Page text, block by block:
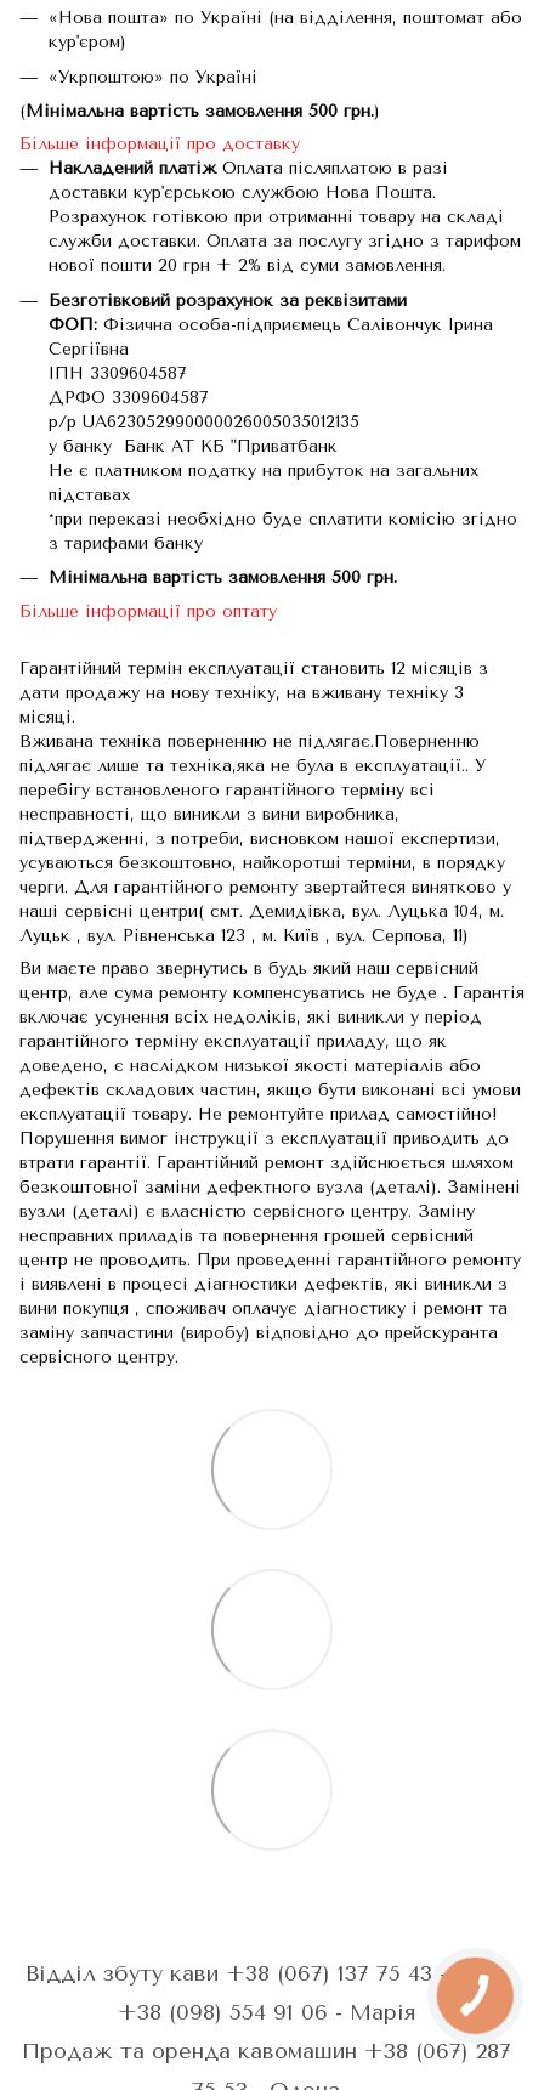
«Нова пошта» по Україні (на відділення, поштомат або
кур'єром)
«Укрпоштою» по Україні
(Мінімальна вартість замовлення 500 грн.)
Більше інформації про доставку
Накладений платіжОплата післяплатою в разі
доставки кур'єрською службою Нова Пошта.
Розрахунок готівкою при отриманні товару на складі
служби доставки. Оплата за послугу згідно з тарифом
нової пошти 20 грн + 2% від суми замовлення.
Безготівковий розрахунок за реквізитами
ФОП: Фізична особа-підприємець Салівончук Ірина
Сергіївна
ІПН 3309604587
ДРФО 3309604587
р/р UA623052990000026005035012135
у банку Банк АТ КБ "Приватбанк
Не є платником податку на прибуток на загальних
підставах
*при переказі необхідно буде сплатити комісію згідно
з тарифами банку
Мінімальна вартість замовлення 500 грн.
Більше інформації про оптату
Гарантійний термін експлуатації становить 12 місяців з
дати продажу на нову техніку, на вживану техніку 3
місяці.
Вживана техніка поверненню не підлягає.Поверненню
підлягає лише та техніка,яка не була в експлуатації.. У
перебігу встановленого гарантійного терміну всі
несправності, що виникли з вини виробника,
підтвердженні, з потреби, висновком нашої експертизи,
усуваються безкоштовно, найкоротші терміни, в порядку
черги. Для гарантійного ремонту звертайтеся винятково у
наші сервісні центри( смт. Демидівка, вул. Луцька 104, м.
Луцьк , вул. Рівненська 123 , м. Київ , вул. Серпова, 11)
Ви маєте право звернутись в будь який наш сервісний
центр, але сума ремонту компенсуватись не буде . Гарантія
включає усунення всіх недоліків, які виникли у період
гарантійного терміну експлуатації приладу, що як
доведено, є наслідком низької якості матеріалів або
дефектів складових частин, якщо бути виконані всі умови
експлуатації товару. Не ремонтуйте прилад самостійно!
Порушення вимог інструкції з експлуатації приводить до
втрати гарантії. Гарантійний ремонт здійснюється шляхом
безкоштовної заміни дефектного вузла (деталі). Замінені
вузли (деталі) є власністю сервісного центру. Заміну
несправних приладів та повернення грошей сервісний
центр не проводить. При проведенні гарантійного ремонту
і виявлені в процесі діагностики дефектів, які виникли з
вини покупця , споживач оплачує діагностику і ремонт та
заміну запчастини (виробу) відповідно до прейскуранта
сервісного центру.
Відділ збуту кави +38 (067) 137 75 43 - Анна
+38 (098) 554 91 06 - Марія
Продаж та оренда кавомашин +38 (067) 287